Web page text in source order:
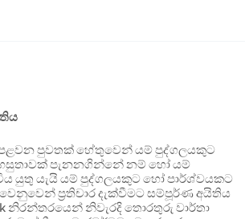
පුවතක් හේතුවෙන් යම් පුද්ගලයකුට
පැනනගින්නේ නම් හෝ යම්
යුතු යැයි යම් පුද්ගලයකුට හෝ පාර්ශ්වයකට
ප්‍රතිචාර දැක්වීමට සම්පූර්ණ අයිතිය
නිරන්තරයෙන් නිවැරදි තොරතුරු වාර්තා